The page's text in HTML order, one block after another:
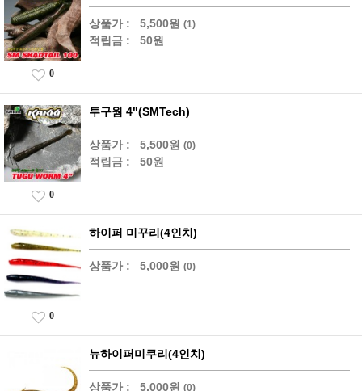
상품가 : 5,500원 (1)
적립금 : 50원
0
투구웜 4"(SMTech)
상품가 : 5,500원 (0)
적립금 : 50원
0
하이퍼 미꾸리(4인치)
상품가 : 5,000원 (0)
0
뉴하이퍼미쿠리(4인치)
상품가 : 5,000원 (0)